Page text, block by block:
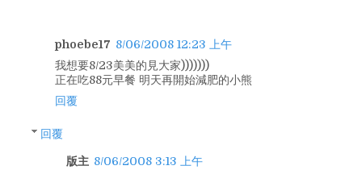
phoebe17 8/06/2008 12:23 上午
我想要8/23美美的見大家)))))))
正在吃88元早餐 明天再開始減肥的小熊
回覆
回覆
版主 8/06/2008 3:13 上午